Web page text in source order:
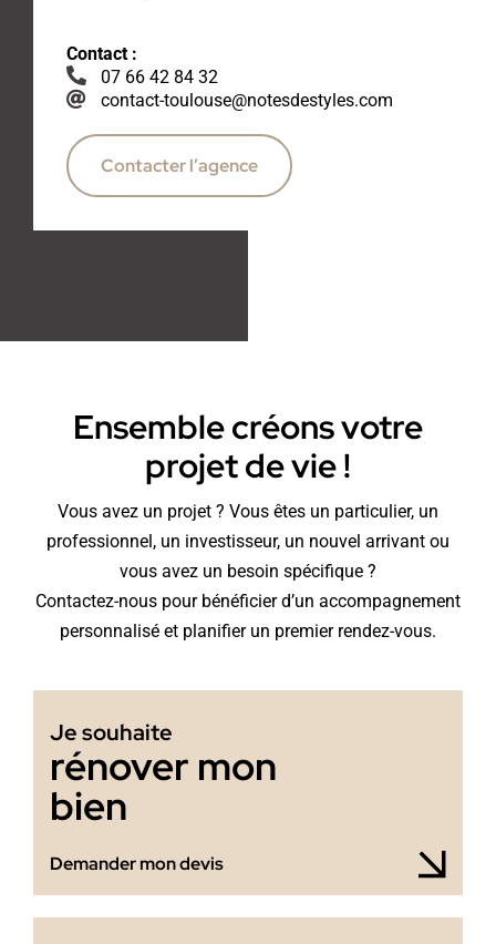
Contact :
07 66 42 84 32
contact-toulouse@notesdestyles.com
Contacter l’agence
Ensemble créons votre
projet de vie !
Vous avez un projet ? Vous êtes un particulier, un
professionnel, un investisseur, un nouvel arrivant ou
vous avez un besoin spécifique ?
Contactez-nous pour bénéficier d’un accompagnement
personnalisé et planifier un premier rendez-vous.
Je souhaite
rénover mon
bien
Demander mon devis